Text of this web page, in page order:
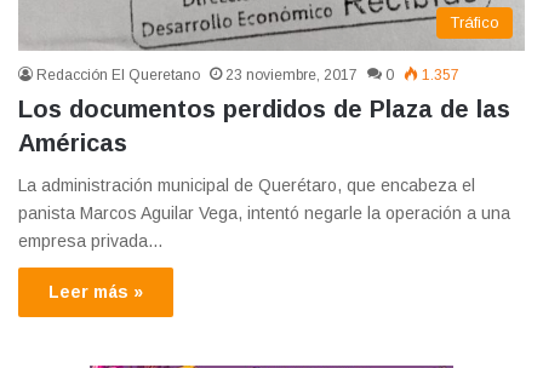
Tráfico
Redacción El Queretano 23 noviembre, 2017 0 1.357
Los documentos perdidos de Plaza de las
Américas
La administración municipal de Querétaro, que encabeza el
panista Marcos Aguilar Vega, intentó negarle la operación a una
empresa privada…
Leer más »